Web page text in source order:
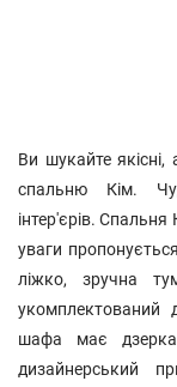
Ви шукайте якісні,
спальню Кім.
інтер'єрів.
уваги
ліжко, зручна
шафа має
дизайнерський